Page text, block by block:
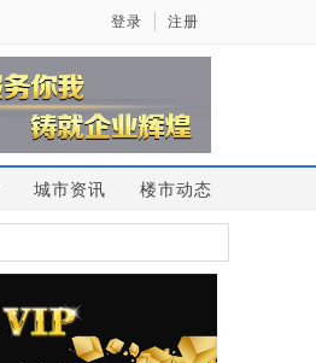
登录 注册
楼市动态
城市资讯